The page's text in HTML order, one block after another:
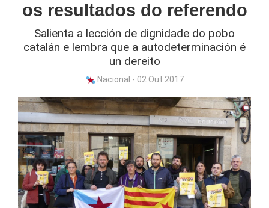
os resultados do referendo
Salienta a lección de dignidade do pobo
catalán e lembra que a autodeterminación é
un dereito
Nacional - 02 Out 2017